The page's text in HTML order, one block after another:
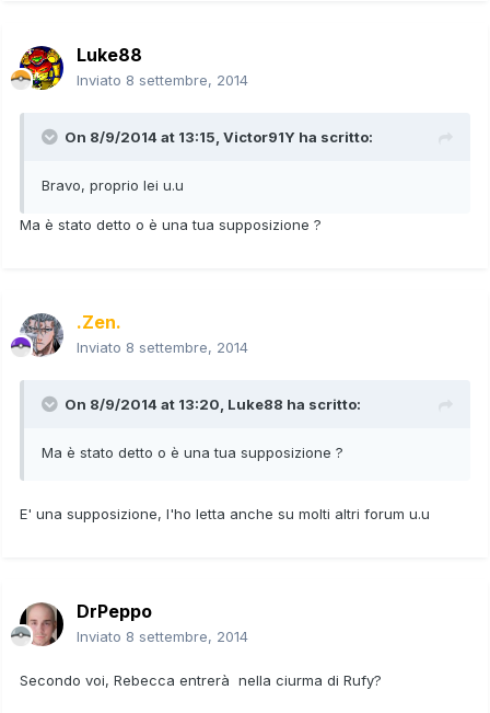
Luke88
Inviato 8 settembre, 2014
On 8/9/2014 at 13:15, Victor91Y ha scritto:
Bravo, proprio lei u.u
Ma è stato detto o è una tua supposizione ?
.Zen.
Inviato 8 settembre, 2014
On 8/9/2014 at 13:20, Luke88 ha scritto:
Ma è stato detto o è una tua supposizione ?
E' una supposizione, l'ho letta anche su molti altri forum u.u
DrPeppo
Inviato 8 settembre, 2014
Secondo voi, Rebecca entrerà nella ciurma di Rufy?